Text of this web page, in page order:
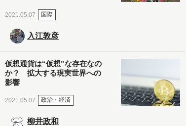
2021.05.07 国際
入江敦彦
仮想通貨は“仮想”な存在なの
か？ 拡大する現実世界への
影響
2021.05.07 政治・経済
柳井政和